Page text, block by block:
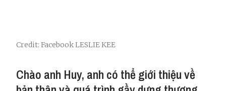
Credit: Facebook LESLIE KEE
Chào anh Huy, anh có thể giới thiệu về